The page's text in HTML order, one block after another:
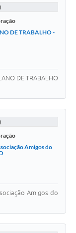
DE TRABALHO -
DE TRABALHO
Amigos do
Amigos do